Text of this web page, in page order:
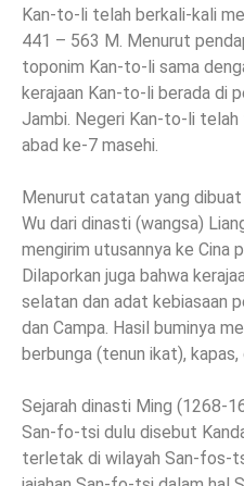
Kan-to-li telah berkali-kali
441 – 563 M. Menurut
toponim Kan-to-li sama
kerajaan Kan-to-li berada di
Jambi. Negeri Kan-to-li
abad ke-7 masehi.
Menurut catatan yang
Wu dari dinasti (wangsa)
mengirim utusannya ke Cina
Dilaporkan juga bahwa
selatan dan adat kebiasaan
dan Campa. Hasil buminya
berbunga (tenun ikat),
Sejarah dinasti Ming (1268-
San-fo-tsi dulu disebut
terletak di wilayah San-fos-